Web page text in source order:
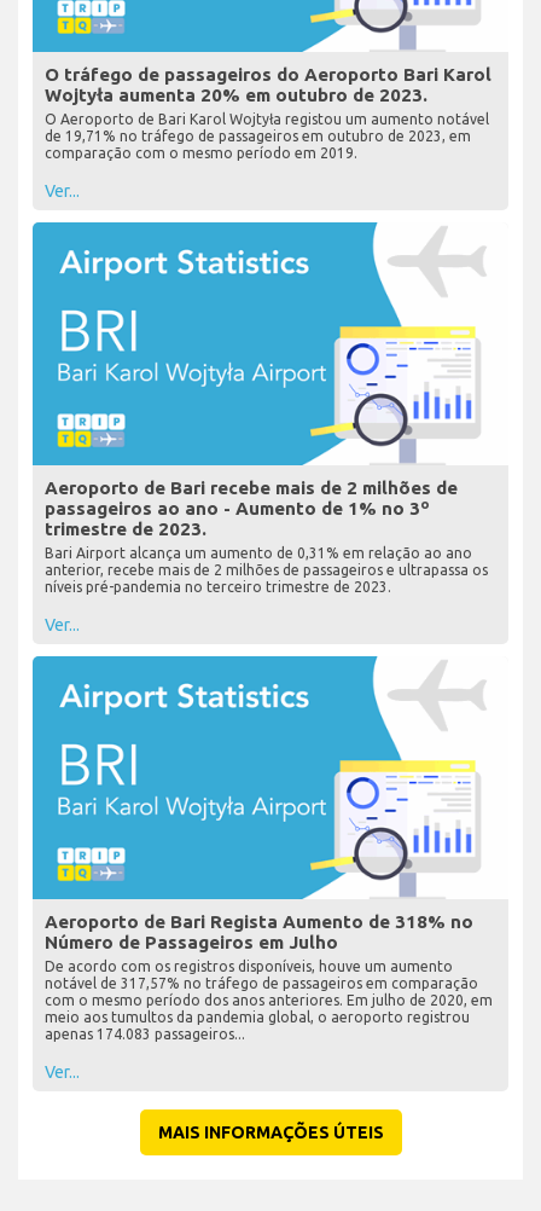
O tráfego de passageiros do Aeroporto Bari Karol
Wojtyła aumenta 20% em outubro de 2023.
O Aeroporto de Bari Karol Wojtyła registou um aumento notável
de 19,71% no tráfego de passageiros em outubro de 2023, em
comparação com o mesmo período em 2019.
Ver...
Aeroporto de Bari recebe mais de 2 milhões de
passageiros ao ano - Aumento de 1% no 3º
trimestre de 2023.
Bari Airport alcança um aumento de 0,31% em relação ao ano
anterior, recebe mais de 2 milhões de passageiros e ultrapassa os
níveis pré-pandemia no terceiro trimestre de 2023.
Ver...
Aeroporto de Bari Regista Aumento de 318% no
Número de Passageiros em Julho
De acordo com os registros disponíveis, houve um aumento
notável de 317,57% no tráfego de passageiros em comparação
com o mesmo período dos anos anteriores. Em julho de 2020, em
meio aos tumultos da pandemia global, o aeroporto registrou
apenas 174.083 passageiros...
Ver...
MAIS INFORMAÇÕES ÚTEIS